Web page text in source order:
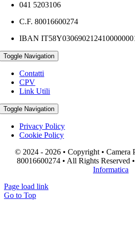
041 5203106
C.F. 80016600274
IBAN
Toggle Navigation
Contatti
CPV
Link Utili
Toggle Navigation
Privacy Policy
Cookie Policy
© 2024 - 2026 • Copyright • Camera
80016600274 • All Rights Reserved
Informatica
Page load link
Go to Top